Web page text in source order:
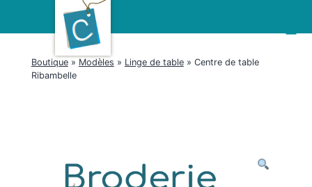
Menu
Boutique» Modèles » Linge de table» Centre de table
Ribambelle